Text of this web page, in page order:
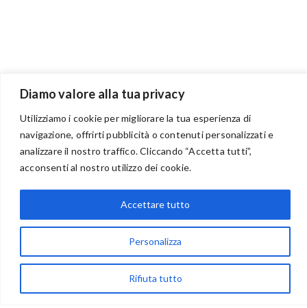
Diamo valore alla tua privacy
Utilizziamo i cookie per migliorare la tua esperienza di
navigazione, offrirti pubblicità o contenuti personalizzati e
analizzare il nostro traffico. Cliccando “Accetta tutti”,
acconsenti al nostro utilizzo dei cookie.
Personalizza
Rifiuta tutto
Accettare tutto
BENVENUTI NEL PORTALE RIVENDITORI
via Acqua delle Noci 12
83024 Monteforte Irpino (AV)
(+39) 081-7777233